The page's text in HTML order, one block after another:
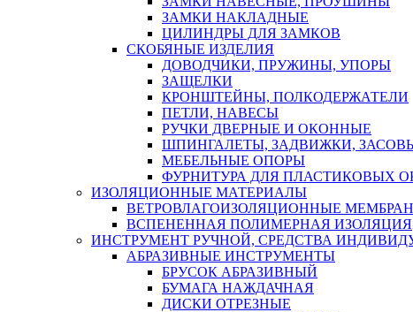
ЗАМКИ НАКЛАДНЫЕ
ЦИЛИНДРЫ ДЛЯ ЗАМКОВ
СКОБЯНЫЕ ИЗДЕЛИЯ
ДОВОДЧИКИ, ПРУЖИНЫ, УПОРЫ
ЗАЩЕЛКИ
КРОНШТЕЙНЫ, ПОЛКОДЕРЖАТЕЛИ
ПЕТЛИ, НАВЕСЫ
РУЧКИ ДВЕРНЫЕ И ОКОННЫЕ
ШПИНГАЛЕТЫ, ЗАДВИЖКИ,
МЕБЕЛЬНЫЕ ОПОРЫ
ФУРНИТУРА ДЛЯ ПЛАСТИКОВЫХ
ИЗОЛЯЦИОННЫЕ МАТЕРИАЛЫ
ВЕТРОВЛАГОИЗОЛЯЦИОННЫЕ
ВСПЕНЕННАЯ ПОЛИМЕРНАЯ ИЗОЛЯЦИЯ
ИНСТРУМЕНТ РУЧНОЙ, СРЕДСТВА
АБРАЗИВНЫЕ ИНСТРУМЕНТЫ
БРУСОК АБРАЗИВНЫЙ
БУМАГА НАЖДАЧНАЯ
ДИСКИ ОТРЕЗНЫЕ